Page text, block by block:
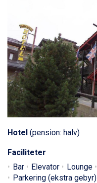
Hotel (pension: halv)
Faciliteter
Bar
Elevator Lounge
Parkering (ekstra gebyr)